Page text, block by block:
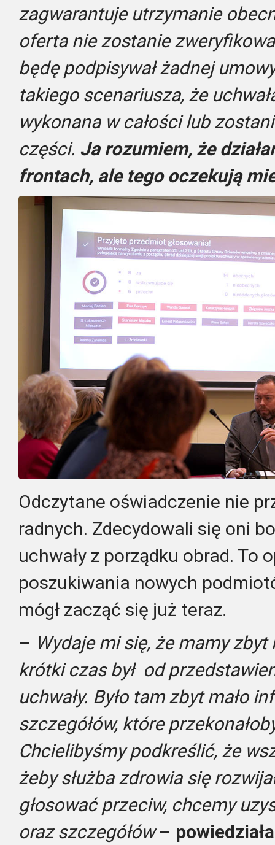
zagwarantuje utrzymanie
oferta nie zostanie
będę podpisywał żadnej
takiego scenariusza, że
wykonana w całości lub
części. Ja rozumiem, że
frontach, ale tego oczekują
Odczytane oświadczenie nie
radnych. Zdecydowali się oni
uchwały z porządku obrad. To
poszukiwania nowych
mógł zacząć się już teraz.
– Wydaje mi się, że mamy
krótki czas był od
uchwały. Było tam zbyt mało
szczegółów, które
Chcielibyśmy podkreślić, że
żeby służba zdrowia się
głosować przeciw, chcemy
oraz szczegółów–